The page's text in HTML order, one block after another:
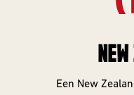
Een New